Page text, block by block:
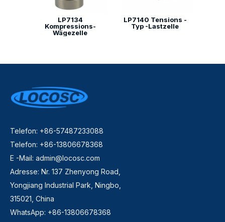
LP7134
Kompressions-
Wägezelle
LP7140 Tensions -
Typ -Lastzelle
Telefon: +86-57487233088
Telefon: +86-13806678368
E -Mail: admin@locosc.com
Adresse: Nr. 137 Zhenyong Road,
Yongjiang Industrial Park, Ningbo,
315021, China
WhatsApp: +86-13806678368